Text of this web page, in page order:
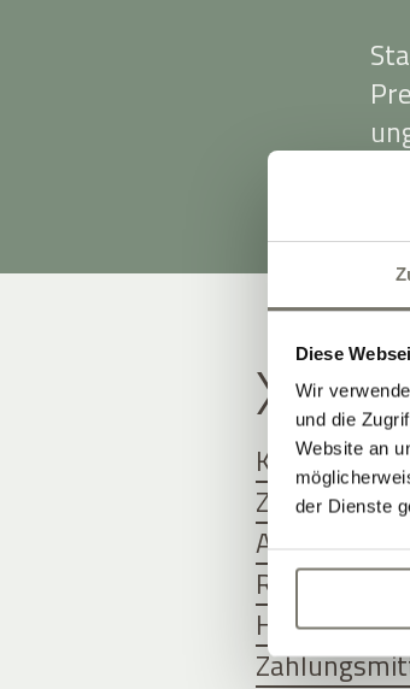
Diese
Wir
und die
Website an
der Dienste
X
Kinder und
Zimmer mit
Anreise und
Hunde